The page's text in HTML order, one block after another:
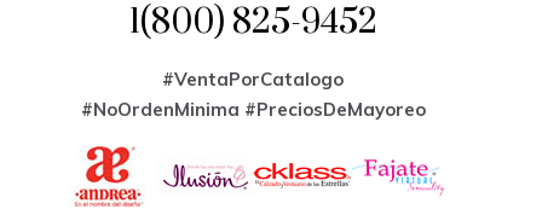
1(800) 825-9452
#VentaPorCatalogo
#NoOrdenMinima #PreciosDeMayoreo